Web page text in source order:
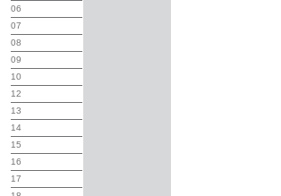
06
07
08
09
10
12
13
14
15
16
17